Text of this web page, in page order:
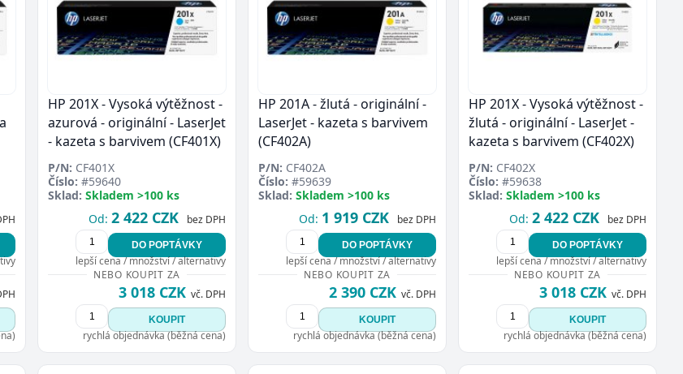
HP 201X - Vysoká výtěžnost -
azurová - originální - LaserJet
- kazeta s barvivem (CF401X)
P/N: CF401X
Číslo: #59640
Sklad: Skladem >100 ks
Od: 2 422 CZK bez DPH
DO POPTÁVKY
lepší cena / množství / alternativy
NEBO KOUPIT ZA
3 018 CZK vč. DPH
KOUPIT
rychlá objednávka (běžná cena)
HP 201A - žlutá - originální -
LaserJet - kazeta s barvivem
(CF402A)
P/N: CF402A
Číslo: #59639
Sklad: Skladem >100 ks
Od: 1 919 CZK bez DPH
DO POPTÁVKY
lepší cena / množství / alternativy
NEBO KOUPIT ZA
2 390 CZK vč. DPH
KOUPIT
rychlá objednávka (běžná cena)
HP 201X - Vysoká výtěžnost -
žlutá - originální - LaserJet -
kazeta s barvivem (CF402X)
P/N: CF402X
Číslo: #59638
Sklad: Skladem >100 ks
Od: 2 422 CZK bez DPH
DO POPTÁVKY
lepší cena / množství / alternativy
NEBO KOUPIT ZA
3 018 CZK vč. DPH
KOUPIT
rychlá objednávka (běžná cena)